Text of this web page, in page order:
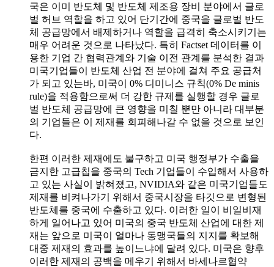
국은 이미 반도체 및 반도체 제조용 장비 분야에서 글로
벌 허브 역할을 하고 있어 단기간에 중국을 글로벌 반도
체 공급망에서 배제하거나 역할을 급격히 축소시키기는
매우 어려운 것으로 나타났다. 특히 Factset 데이터를 이
용한 기업 간 협력관계와 기술 이전 관계를 분석한 결과
미국기업들이 반도체 산업 전 분야에 걸쳐 주요 공급처
가 되고 있는바, 미국이 0% 디미니스 규칙(0% De minis
rule)을 적용함으로써 더 강한 규제를 실행할 경우 글로
벌 반도체 공급망에 큰 영향을 미칠 뿐만 아니라 대부분
의 기업들은 이 제재를 회피해나갈 수 없을 것으로 보인
다.
한편 이러한 제재에도 불구하고 미국 행정부가 수출을
금지한 고급칩을 중국의 Tech 기업들이 수입해서 사용하
고 있는 사실이 밝혀졌고, NVIDIA와 같은 미국기업들도
제재를 비켜나가기 위해서 중국시장을 타깃으로 변형된
반도체를 중국에 수출하고 있다. 이러한 일이 비일비재
하게 일어나고 있어 미국의 중국 반도체 산업에 대한 제
재는 앞으로 미국이 얼마나 동맹국들의 지지를 확보해
대중 제재의 효과를 높이느냐에 달려 있다. 미국은 향후
이러한 제재의 공백을 메우기 위해서 바세나르협약